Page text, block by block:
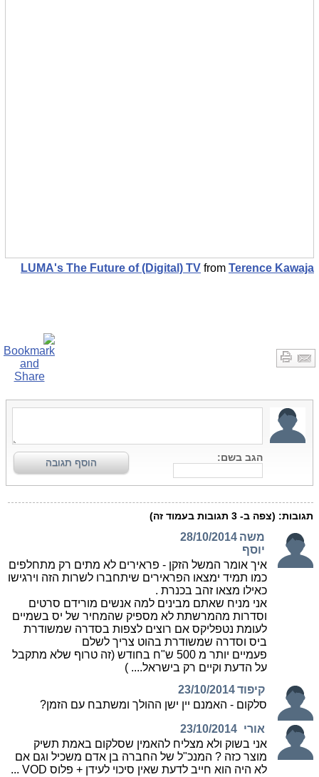
LUMA's The Future of (Digital) TV from Terence Kawaja